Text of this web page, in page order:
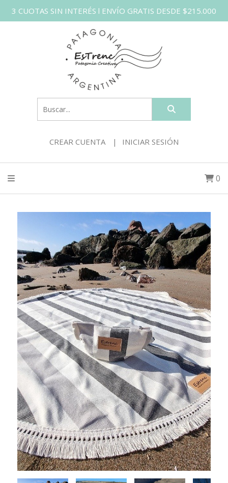
3 CUOTAS SIN INTERÉS l ENVÍO GRATIS DESDE $215.000
CREAR CUENTA INICIAR SESIÓN
0